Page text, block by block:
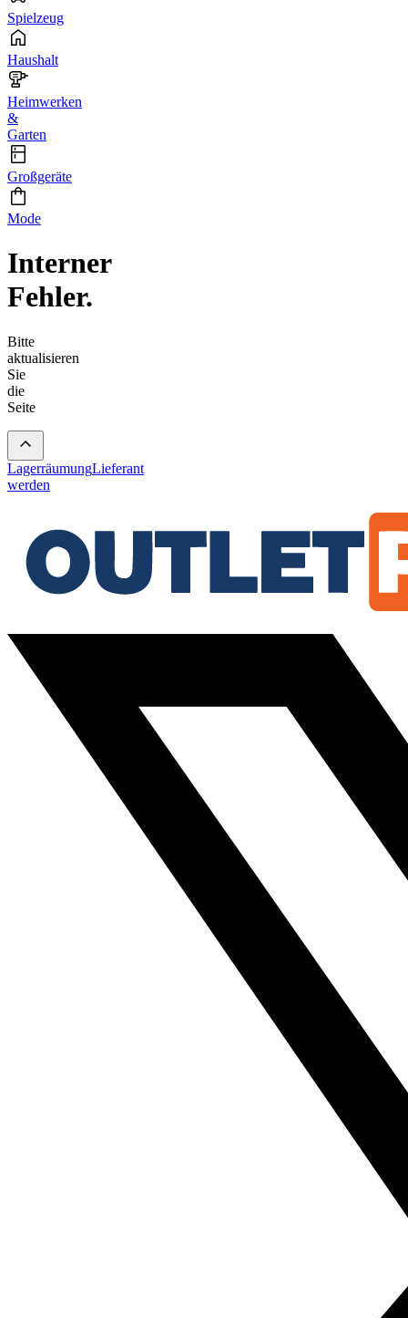
Spielzeug
Haushalt
Heimwerken
&
Garten
Großgeräte
Mode
Interner
Fehler.
Bitte
aktualisieren
Sie
die
Seite
LagerräumungLieferant
werden